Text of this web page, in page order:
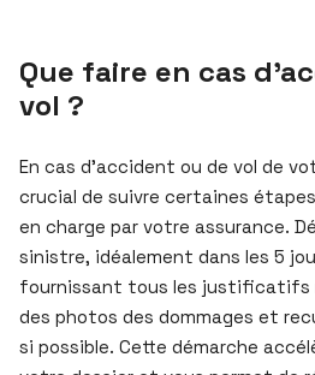
Que faire en cas
vol ?
En cas d’accident ou de vol de
crucial de suivre certaines
en charge par votre assurance.
sinistre, idéalement dans les 5
fournissant tous les justificatifs
des photos des dommages et
si possible. Cette démarche